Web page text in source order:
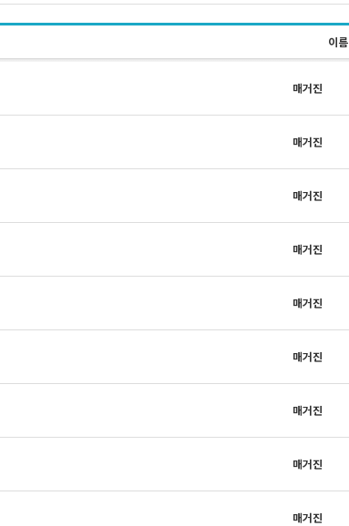
이름
매거진
매거진
매거진
매거진
매거진
매거진
매거진
매거진
매거진